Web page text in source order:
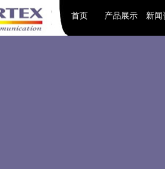
首页 产品展示 新闻